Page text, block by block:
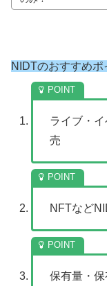
NIDTのおすすめポ
ライブ・
売
NFTなど
保有量・